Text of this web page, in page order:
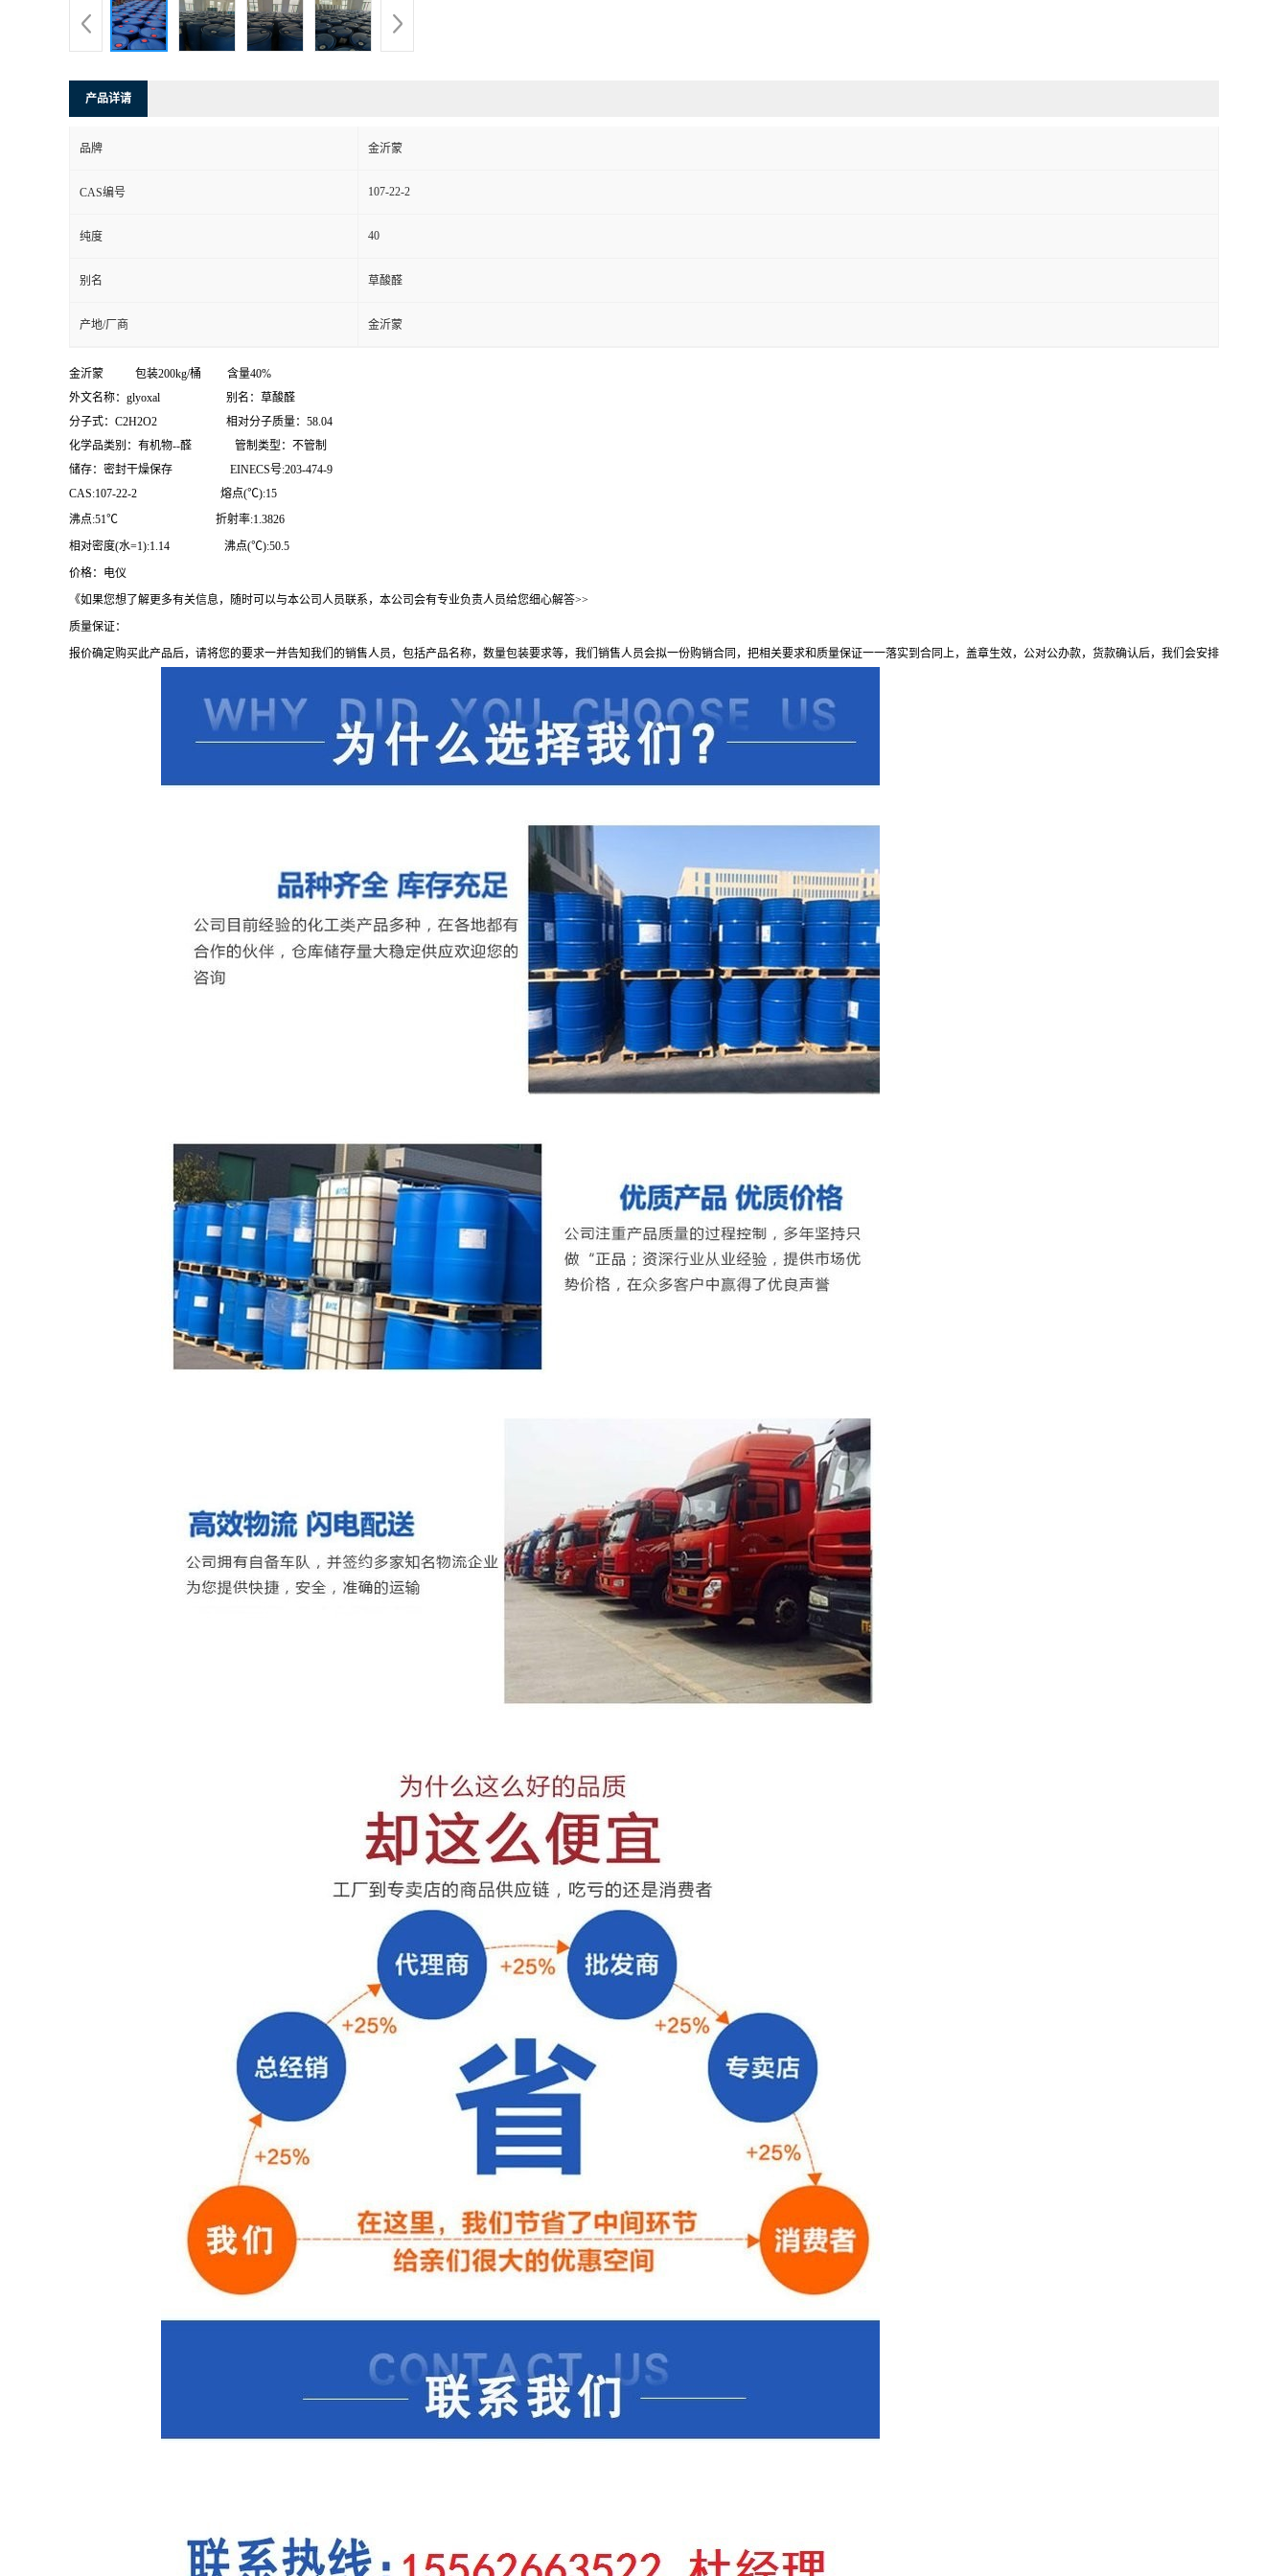
产品详请
品牌 金沂蒙
CAS编号 107-22-2
纯度 40
别名 草酸醛
产地/厂商 金沂蒙
金沂蒙 包装200kg/桶 含量40%
外文名称：glyoxal 别名：草酸醛
分子式：C2H2O2 相对分子质量：58.04
化学品类别：有机物--醛 管制类型：不管制
储存：密封干燥保存 EINECS号:203-474-9
CAS:107-22-2 熔点(℃):15
沸点:51℃ 折射率:1.3826
相对密度(水=1):1.14 沸点(℃):50.5
价格：电仪
《如果您想了解更多有关信息，随时可以与本公司人员联系，本公司会有专业负责人员给您细心解答>>
质量保证：
报价确定购买此产品后，请将您的要求一并告知我们的销售人员，包括产品名称，数量包装要求等，我们销售人员会拟一份购销合同，把相关要求和质量保证一一落实到合同上，盖章生效，公对公办款，货款确认后，我们会安排